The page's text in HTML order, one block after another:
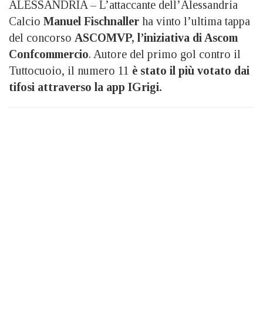
ALESSANDRIA – L’attaccante dell’Alessandria
Calcio Manuel Fischnaller ha vinto l’ultima tappa
del concorso ASCOMVP, l’iniziativa di Ascom
Confcommercio. Autore del primo gol contro il
Tuttocuoio, il numero 11 è stato il più votato dai
tifosi attraverso la app IGrigi.